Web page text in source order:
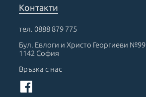
Контакти
тел. 0888 879 775
Бул. Евлоги и Христо Георгиеви №99
1142 София
Връзка с нас